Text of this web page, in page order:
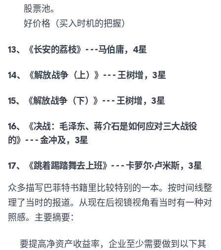
股票池。
好价格（买入时机的把握）
13、《长安的荔枝》- - -马伯庸，4星
14、《解放战争（上）》- - - 王树增，3星
15、《解放战争（下）》- - - 王树增，3星
16、《决战：毛泽东、蒋介石是如何应对三大战役
的》- - - 金冲及，3星
17、《跳着踢踏舞去上班》- - - 卡萝尔·卢米斯，3星
众多描写巴菲特书籍里比较特别的一本。按时间线整
理了当时的报道。从现在后视镜视角看当时有一种对
照感。主要摘要：
要提高净资产收益率，企业至少需要做到以下其